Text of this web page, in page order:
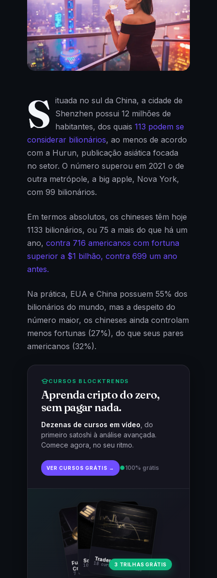
S ituada no sul da China, a cidade de
Shenzhen possui 12 milhões de
habitantes, dos quais 113 podem se
considerar bilionários, ao menos de acordo
com a Hurun, publicação asiática focada
no setor. O número superou em 2021 o de
outra metrópole, a big apple, Nova York,
com 99 bilionários.
Em termos absolutos, os chineses têm hoje
1133 bilionários, ou 75 a mais do que há um
ano, contra 716 americanos com fortuna
superior a $1 bilhão, contra 699 um ano
antes.
Na prática, EUA e China possuem 55% dos
bilionários do mundo, mas a despeito do
número maior, os chineses ainda controlam
menos fortunas (27%), do que seus pares
americanos (32%).
CURSOS BLOCKTRENDS
Aprenda cripto do zero,
sem pagar nada.
Dezenas de cursos em vídeo , do
primeiro satoshi à análise avançada.
Comece agora, no seu ritmo.
VER CURSOS GRÁTIS → ●100% grátis
Fundamentos
Cripto
7 cursos · 31 aulas
Trader Cripto
18 cursos · 80 aulas
Soberania Bitcoin
10 cursos · 44 aulas3 TRILHAS GRÁTIS